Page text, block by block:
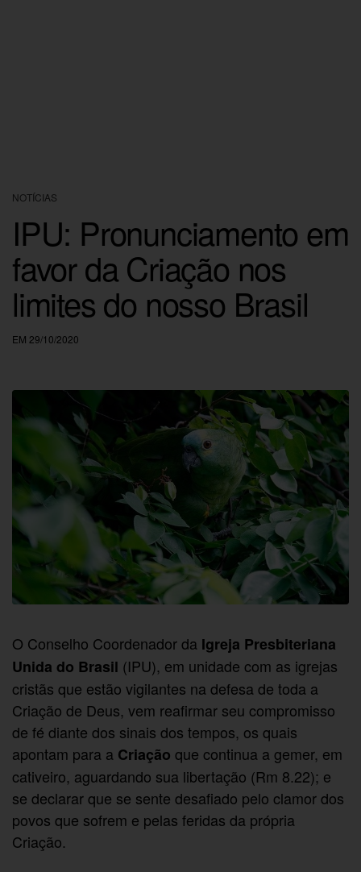
NOTÍCIAS
IPU: Pronunciamento em
favor da Criação nos
limites do nosso Brasil
EM 29/10/2020
O Conselho Coordenador da Igreja Presbiteriana
Unida do Brasil (IPU), em unidade com as igrejas
cristãs que estão vigilantes na defesa de toda a
Criação de Deus, vem reafirmar seu compromisso
de fé diante dos sinais dos tempos, os quais
apontam para a Criaçãoque continua a gemer, em
cativeiro, aguardando sua libertação (Rm 8.22); e
se declarar que se sente desafiado pelo clamor dos
povos que sofrem e pelas feridas da própria
Criação.